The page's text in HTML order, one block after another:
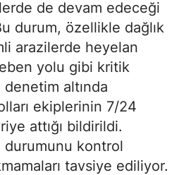
de devam edeceği
durum, özellikle dağlık
arazilerde heyelan
yolu gibi kritik
altında
ekiplerinin 7/24
attığı bildirildi.
durumunu kontrol
tavsiye ediliyor.